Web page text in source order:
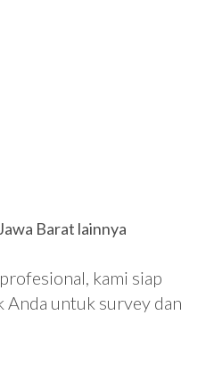
Barat lainnya
kami siap
Anda untuk survey dan